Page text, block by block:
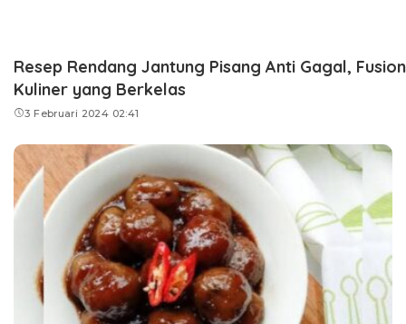
Resep Rendang Jantung Pisang Anti Gagal, Fusion
Kuliner yang Berkelas
3 Februari 2024 02:41